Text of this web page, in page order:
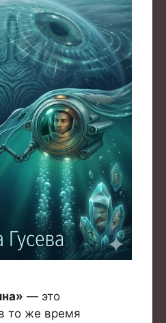
— это
то же время